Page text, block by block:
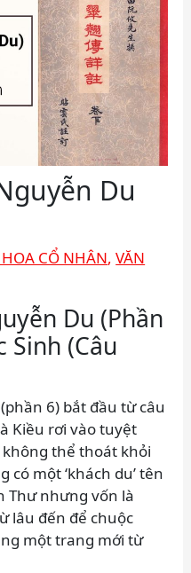
Du
CỔ NHÂN,VĂN
Du (Phần
Sinh (Câu
(phần 6) bắt đầu từ câu
Kiều rơi vào tuyệt
thể thoát khỏi
một ‘khách du’ tên
Thư nhưng vốn là
lâu đến để chuộc
một trang mới từ